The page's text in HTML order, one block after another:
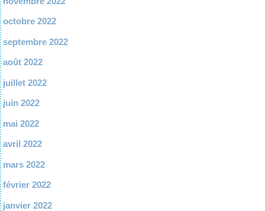
octobre 2022
septembre 2022
août 2022
juillet 2022
juin 2022
mai 2022
avril 2022
mars 2022
février 2022
janvier 2022